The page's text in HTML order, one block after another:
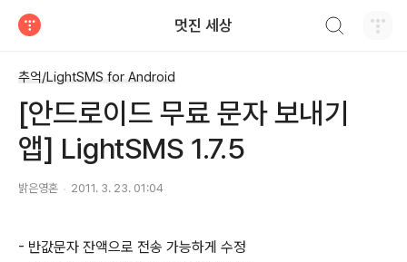
멋진 세상
추억/LightSMS for Android
[안드로이드 무료 문자 보내기
앱] LightSMS 1.7.5
밝은영혼 2011. 3. 23. 01:04
- 반값문자 잔액으로 전송 가능하게 수정